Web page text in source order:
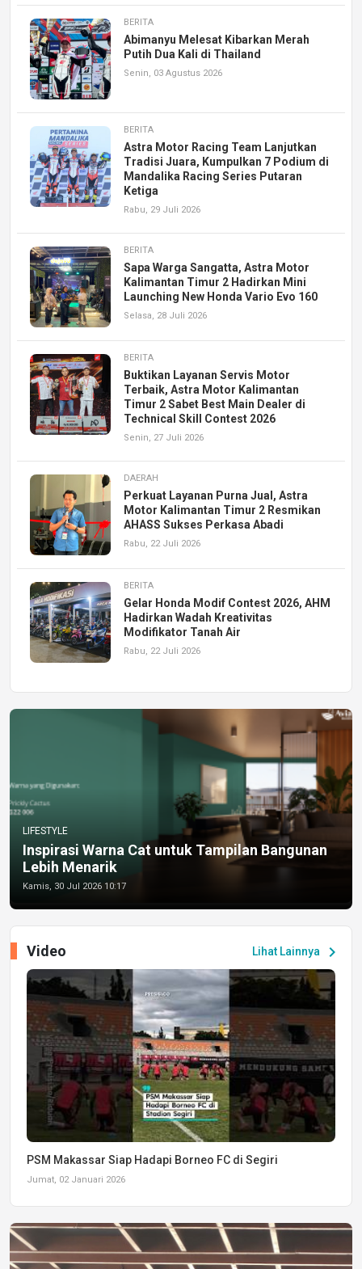
BERITA
Abimanyu Melesat Kibarkan Merah
Putih Dua Kali di Thailand
Senin, 03 Agustus 2026
BERITA
Astra Motor Racing Team Lanjutkan
Tradisi Juara, Kumpulkan 7 Podium di
Mandalika Racing Series Putaran
Ketiga
Rabu, 29 Juli 2026
BERITA
Sapa Warga Sangatta, Astra Motor
Kalimantan Timur 2 Hadirkan Mini
Launching New Honda Vario Evo 160
Selasa, 28 Juli 2026
BERITA
Buktikan Layanan Servis Motor
Terbaik, Astra Motor Kalimantan
Timur 2 Sabet Best Main Dealer di
Technical Skill Contest 2026
Senin, 27 Juli 2026
DAERAH
Perkuat Layanan Purna Jual, Astra
Motor Kalimantan Timur 2 Resmikan
AHASS Sukses Perkasa Abadi
Rabu, 22 Juli 2026
BERITA
Gelar Honda Modif Contest 2026, AHM
Hadirkan Wadah Kreativitas
Modifikator Tanah Air
Rabu, 22 Juli 2026
LIFESTYLE
Inspirasi Warna Cat untuk Tampilan Bangunan
Lebih Menarik
Kamis, 30 Jul 2026 10:17
Lihat Lainnya chevron_right
Video
PSM Makassar Siap Hadapi Borneo FC di Segiri
Jumat, 02 Januari 2026